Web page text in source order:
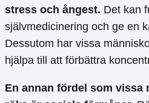
stress och ångest. Det kan
självmedicinering och ge en
Dessutom har vissa
hjälpa till att förbättra
En annan fördel som vissa